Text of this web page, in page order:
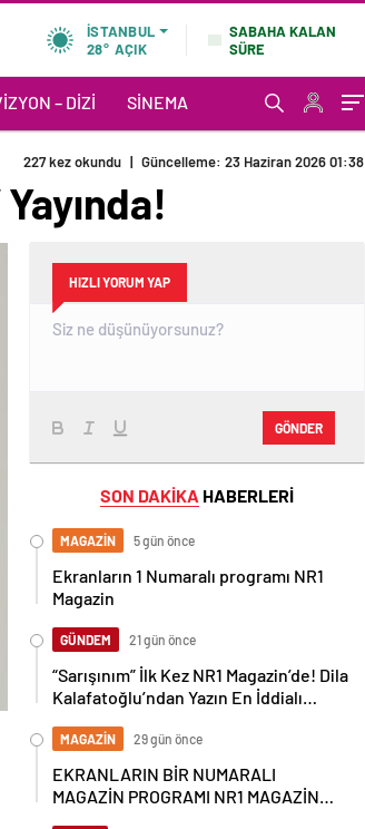
İSTANBUL
28° AÇIK
SABAHA KALAN
SÜRE
– DIZI SINEMA
227 kez okundu | Güncelleme: 23 Haziran 2026 01:38
HIZLI YORUM YAP
GÖNDER
SON DAKİKA HABERLERİ
MAGAZİN 5 gün önce
Ekranların 1 Numaralı programı NR1
Magazin
GÜNDEM 21 gün önce
“Sarışınım” İlk Kez NR1 Magazin’de! Dila
Kalafatoğlu’ndan Yazın En İddialı
MAGAZİN 29 gün önce
EKRANLARIN BİR NUMARALI
MAGAZİN PROGRAMI NR1 MAGAZİN